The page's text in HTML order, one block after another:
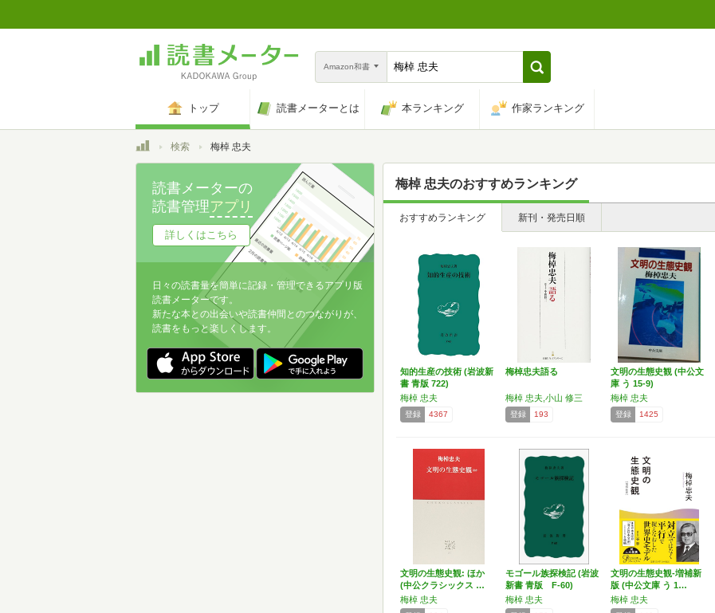
Amazon和書
トップ 読書メーターとは 本ランキング 作家ランキング
トップ検索 梅棹 忠夫
梅棹 忠夫のおすすめランキング
おすすめランキング 新刊・発売日順
知的生産の技術 (岩波新
書 青版 722)
梅棹 忠夫
登録 4367
梅棹忠夫語る
梅棹 忠夫,小山 修三
登録 193
文明の生態史観 (中公文
庫 う 15-9)
梅棹 忠夫
登録 1425
文明の生態史観: ほか
(中公クラシックス …
梅棹 忠夫
モゴール族探検記 (岩波
新書 青版 F-60)
梅棹 忠夫
文明の生態史観-増補新
版 (中公文庫 う 1…
梅棹 忠夫
読書メーターの
読書管理アプリ
詳しくはこちら
日々の読書量を簡単に記録・管理できるアプリ版
読書メーターです。
新たな本との出会いや読書仲間とのつながりが、
読書をもっと楽しくします。